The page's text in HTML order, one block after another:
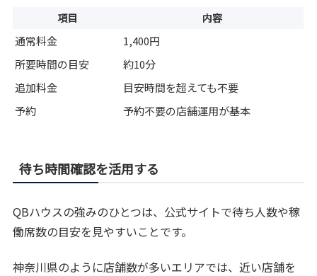
項目 内容
通常料金
1,400円
所要時間の目安
約10分
追加料金
目安時間を超えても不要
予約
予約不要の店舗運用が基本
待ち時間確認を活用する
QBハウスの強みのひとつは、公式サイトで待ち人数や稼
働席数の目安を見やすいことです。
神奈川県のように店舗数が多いエリアでは、近い店舗を